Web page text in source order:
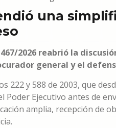
una
2026 reabrió la
general y el
222 y 588 de 2003, que
Poder Ejecutivo antes de
amplia, recepción de